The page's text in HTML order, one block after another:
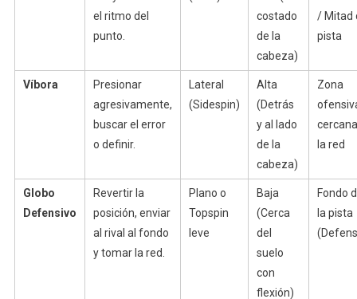
el ritmo del
punto.
costado
de la
cabeza)
/ Mitad
pista
Víbora
Presionar
agresivamente,
buscar el error
o definir.
Lateral
(Sidespin)
Alta
(Detrás
y al lado
de la
cabeza)
Zona
la red
Globo
Defensivo
Revertir la
posición, enviar
al rival al fondo
y tomar la red.
Plano o
Topspin
leve
Baja
(Cerca
del
suelo
con
flexión)
Fondo
la pista